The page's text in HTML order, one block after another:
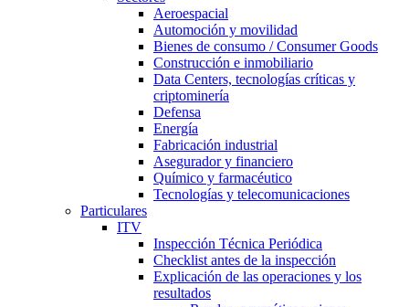
Aeroespacial
Automoción y movilidad
Bienes de consumo / Consumer Goods
Construcción e inmobiliario
Data Centers, tecnologías críticas y
criptominería
Defensa
Energía
Fabricación industrial
Asegurador y financiero
Químico y farmacéutico
Tecnologías y telecomunicaciones
Particulares
ITV
Inspección Técnica Periódica
Checklist antes de la inspección
Explicación de las operaciones y los
resultados